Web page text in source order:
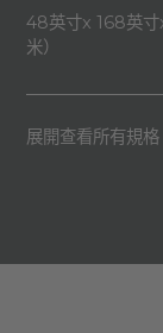
48英寸x 168英
米）
展開查看所有規格